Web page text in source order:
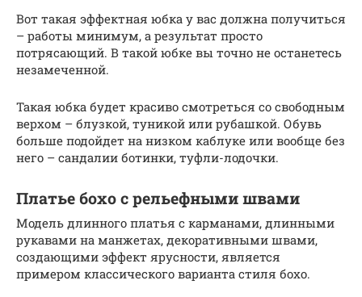
Вот такая эффектная юбка у вас должна получиться
– работы минимум, а результат просто
потрясающий. В такой юбке вы точно не останетесь
незамеченной.
Такая юбка будет красиво смотреться со свободным
верхом – блузкой, туникой или рубашкой. Обувь
больше подойдет на низком каблуке или вообще без
него – сандалии ботинки, туфли-лодочки.
Платье бохо с рельефными швами
Модель длинного платья с карманами, длинными
рукавами на манжетах, декоративными швами,
создающими эффект ярусности, является
примером классического варианта стиля бохо.